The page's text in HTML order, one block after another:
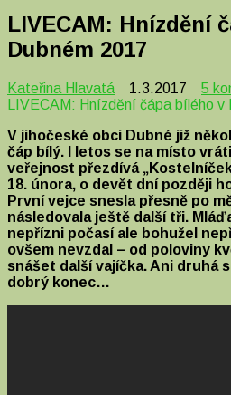
LIVECAM: Hnízdění
Dubném 2017
Kateřina Hlavatá 1.3.2017 5
LIVECAM: Hnízdění čápa bílého v
V jihočeské obci Dubné již
čáp bílý. I letos se na místo
veřejnost přezdívá
18. února, o devět dní později
První vejce snesla přesně po
následovala ještě další tři.
nepřízni počasí ale bohužel
ovšem nevzdal – od poloviny
snášet další vajíčka. Ani druhá
dobrý konec…